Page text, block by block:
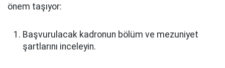
önem taşıyor:
Başvurulacak kadronun bölüm ve mezuniyet
şartlarını inceleyin.